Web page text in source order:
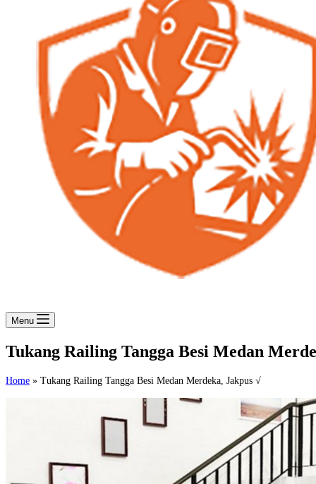
Menu
Tukang Railing Tangga Besi Medan
Home » Tukang Railing Tangga Besi Medan Merdeka, Jakpus √